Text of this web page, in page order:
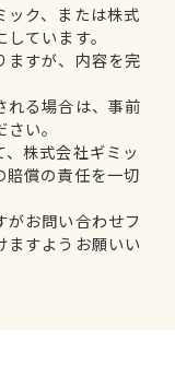
ック、または株式
ています。
ますが、内容を完
れる場合は、事前
い。
株式会社ギミッ
賠償の責任を一切
がお問い合わせフ
ますようお願いい